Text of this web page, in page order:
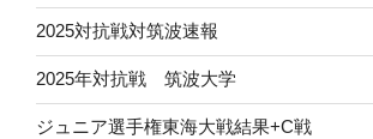
2025対抗戦対筑波速報
2025年対抗戦 筑波大学
ジュニア選手権東海大戦結果+C戦